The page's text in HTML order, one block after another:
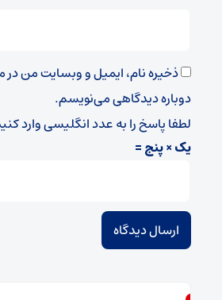
ذخیره نام، ایمیل و وبسایت من در
دوباره دیدگاهی می‌نویسم.
لطفا پاسخ را به عدد انگلیسی وارد
یک × پنج =